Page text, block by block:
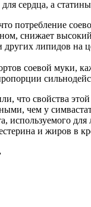
для сердца, а
потребление
снижает высокий
других липидов на
соевой муки,
что свойства
чем у
используемого для
и жиров в